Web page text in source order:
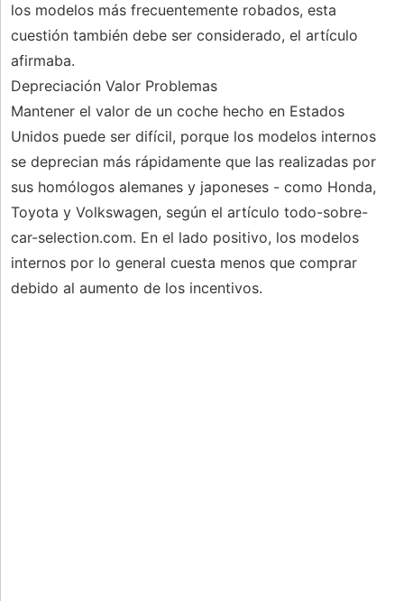
los modelos más frecuentemente robados, esta
cuestión también debe ser considerado, el artículo
afirmaba.
Depreciación Valor Problemas
Mantener el valor de un coche hecho en Estados
Unidos puede ser difícil, porque los modelos internos
se deprecian más rápidamente que las realizadas por
sus homólogos alemanes y japoneses - como Honda,
Toyota y Volkswagen, según el artículo todo-sobre-
car-selection.com. En el lado positivo, los modelos
internos por lo general cuesta menos que comprar
debido al aumento de los incentivos.